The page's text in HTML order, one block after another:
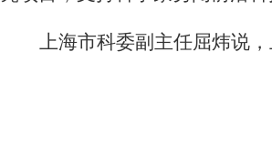
上海市科委副主任屈炜说